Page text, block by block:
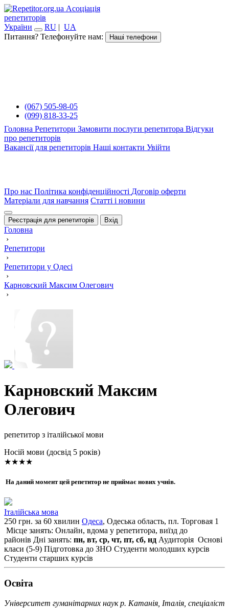
Асоціація
репетиторів
України
RU | UA
Питання? Телефонуйте нам:
Наші телефони
(067) 505-98-05
(099) 818-33-25
Головна Репетитори Замовити послуги репетитора Відгуки
про репетиторів
Вакансії для репетиторів Наші контакти Увійти
Про нас Політика конфіденційності Договір оферти
Матеріали для навчання Статті і новини
Реєстрація для репетиторів Вхід
Головна
›
Репетитори
›
Репетитори у Одесі
›
Карновский Максим Олегович
›
Карновский Максим
Олегович
репетитор з італійської мови
Носій мови (досвід 5 років)
★★★★
На даний момент цей репетитор не приймає нових учнів.
Італійська мова
250 грн. за 60 хвилин Одеса, Одеська область, пл. Торговая 1
Місце занять: Онлайн, вдома у репетитора, виїзд до
районів Дні занять: пн, вт, ср, чт, пт, сб, нд Аудиторія Основі
класи (5-9) Підготовка до ЗНО Студенти молодших курсів
Студенти старших курсів
Освiта
Університет гуманітарних наук р. Катанія, Італія, спеціаліст